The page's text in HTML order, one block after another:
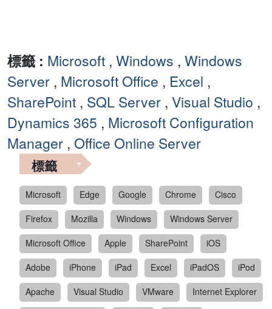
標籤 : Microsoft , Windows , Windows
Server , Microsoft Office , Excel ,
SharePoint , SQL Server , Visual Studio ,
Dynamics 365 , Microsoft Configuration
Manager , Office Online Server
標籤
Microsoft Edge Google Chrome
Cisco
Firefox
Mozilla Windows
Windows Server
Microsoft Office
Apple SharePoint
iOS
Adobe
iPhone iPad Excel iPadOS
iPod
Apache
Visual Studio VMware
Internet Explorer